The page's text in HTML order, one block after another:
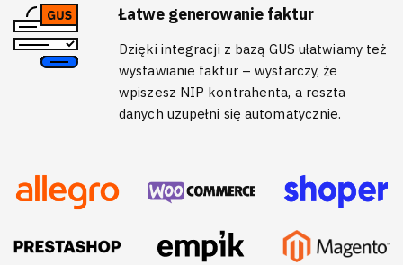
Łatwe generowanie faktur
Dzięki integracji z bazą GUS ułatwiamy też
wystawianie faktur – wystarczy, że
wpiszesz NIP kontrahenta, a reszta
danych uzupełni się automatycznie.